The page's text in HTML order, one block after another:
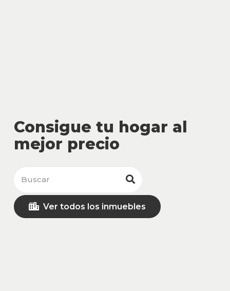
Consigue tu hogar al
mejor precio
Ver todos los inmuebles